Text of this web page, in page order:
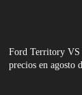
Ford Territory VS
precios en agosto